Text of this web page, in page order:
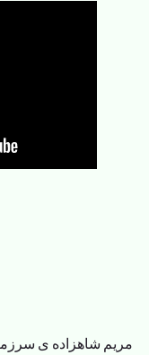
مریم شاهزاده ی